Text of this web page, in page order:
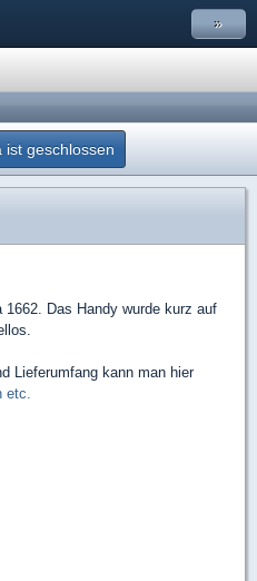
»
ist geschlossen
Das Handy wurde kurz auf
Lieferumfang kann man hier
etc.